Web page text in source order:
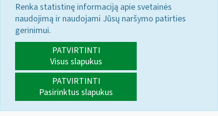
Renka statistinę informaciją apie svetainės
naudojimą ir naudojami Jūsų naršymo patirties
gerinimui.
PATVIRTINTI
Visus slapukus
PATVIRTINTI
Pasirinktus slapukus